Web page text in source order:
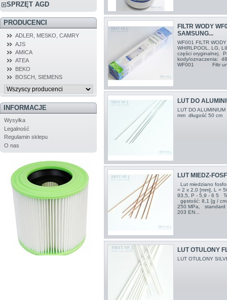
SPRZĘT AGD
PRODUCENCI
ADLER, MESKO, CAMRY
AJS
AMICA
ATEA
BEKO
BOSCH, SIEMENS
INFORMACJE
Wysyłka
Legalność
Regulamin sklepu
O nas
FILTR WODY
SAMSUNG...
WF001 FILTR
WHIRLPOOL, LG,
części oryginalnej.
kody/oznaczenia:
WF001 Filtr
LUT DO
LUT DO
mm długość 50 cm
LUT MIEDZ-
Lut miedziano
= 2 x 2,0 [mm], L =
93,5, P - 5,9 - 6 5
gęstość: 8,1 [g /
250 MPa, standard
203 EN...
LUT OTULONY
LUT OTULONY